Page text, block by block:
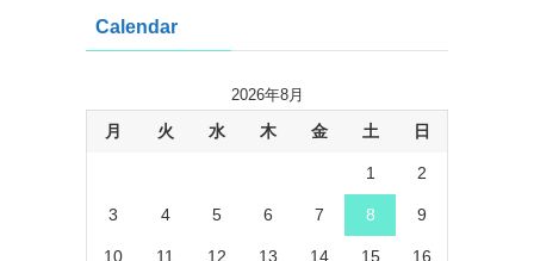
Calendar
2026年8月
月 火 水 木 金 土 日
1 2
3 4 5 6 7 8 9
10 11 12 13 14 15 16